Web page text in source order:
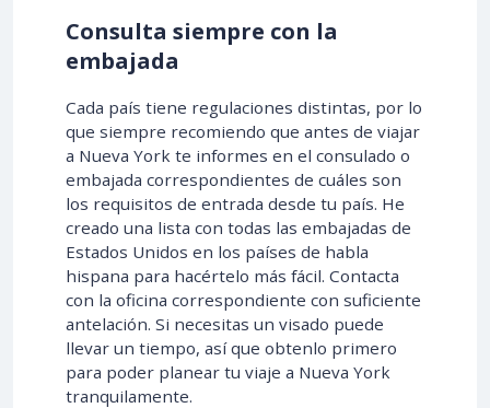
Consulta siempre con la
embajada
Cada país tiene regulaciones distintas, por lo
que siempre recomiendo que antes de viajar
a Nueva York te informes en el consulado o
embajada correspondientes de cuáles son
los requisitos de entrada desde tu país. He
creado una lista con todas las embajadas de
Estados Unidos en los países de habla
hispana para hacértelo más fácil. Contacta
con la oficina correspondiente con suficiente
antelación. Si necesitas un visado puede
llevar un tiempo, así que obtenlo primero
para poder planear tu viaje a Nueva York
tranquilamente.